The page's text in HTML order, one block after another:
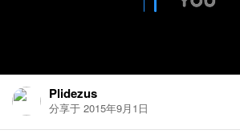
Plidezus
分享于 2015年9月1日